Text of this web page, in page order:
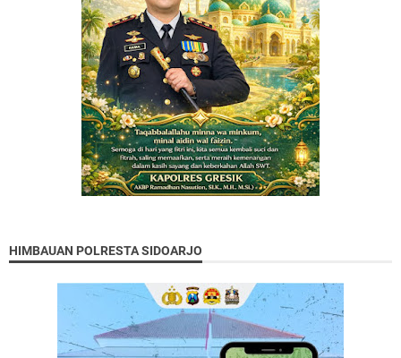
HIMBAUAN POLRESTA SIDOARJO